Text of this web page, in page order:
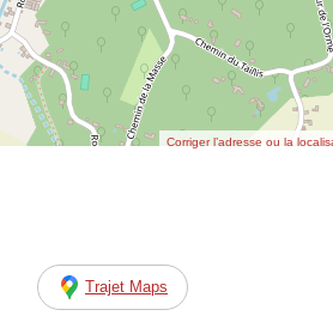
Corriger l’adresse ou la
Trajet Maps